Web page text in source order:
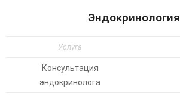
Эндокринология
Услуга
Консультация
эндокринолога